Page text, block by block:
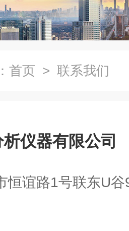
首页 > 联系我们
仪器有限公司
恒谊路1号联东U谷